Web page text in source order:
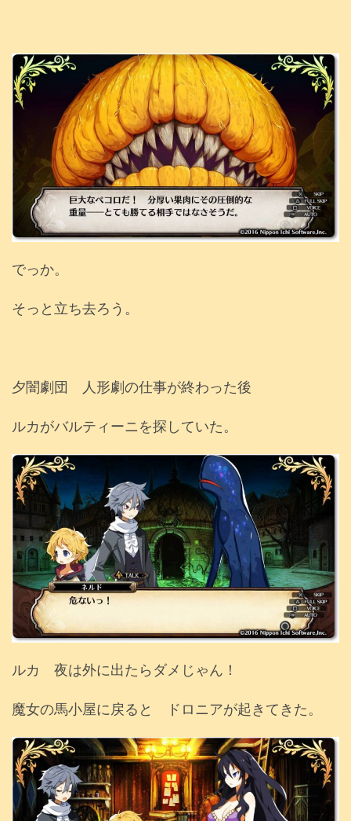
でっか。
そっと立ち去ろう。
夕闇劇団 人形劇の仕事が終わった後
ルカがバルティーニを探していた。
ルカ 夜は外に出たらダメじゃん！
魔女の馬小屋に戻ると ドロニアが起きてきた。